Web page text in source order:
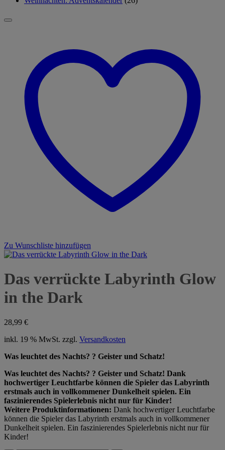
Zu Wunschliste hinzufügen
Das verrückte Labyrinth Glow
in the Dark
28,99 €
inkl. 19 % MwSt. zzgl. Versandkosten
Was leuchtet des Nachts? ? Geister und Schatz!
Was leuchtet des Nachts? ? Geister und Schatz! Dank
hochwertiger Leuchtfarbe können die Spieler das Labyrinth
erstmals auch in vollkommener Dunkelheit spielen. Ein
faszinierendes Spielerlebnis nicht nur für Kinder!
Weitere Produktinformationen: Dank hochwertiger Leuchtfarbe
können die Spieler das Labyrinth erstmals auch in vollkommener
Dunkelheit spielen. Ein faszinierendes Spielerlebnis nicht nur für
Kinder!